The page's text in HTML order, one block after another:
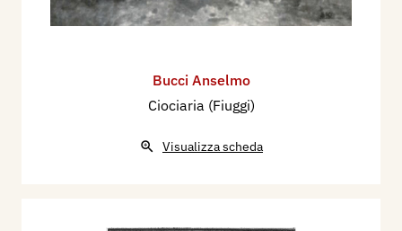
Bucci Anselmo
Ciociaria (Fiuggi)
Visualizza scheda